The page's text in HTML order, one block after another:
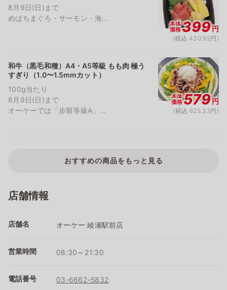
8月9日(日)まで
めばちまぐろ・サーモン・海...
本体
価格399円
(税込 430.92円)
和牛（黒毛和種）A4・A5等級 もも肉 極う
すぎり（1.0〜1.5mmカット）
100g当たり
8月9日(日)まで
オーケーでは「歩留等級A」...
本体
価格579円
(税込 625.32円)
おすすめの商品をもっと見る
店舗情報
店舗名 オーケー 綾瀬駅前店
営業時間 08:30～21:30
電話番号 03-6662-5832